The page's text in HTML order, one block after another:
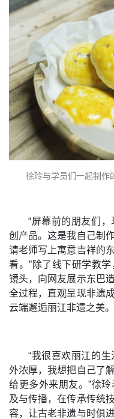
徐玲与学员们一起制作
“屏幕前的朋友们
创产品。这是我自己制
请老师写上寓意吉祥的
看。”除了线下研学教
镜头，向网友展示东巴
全过程，直观呈现非遗
云端邂逅丽江非遗之美。
“我很喜欢丽江的
外浓厚，我想把自己了
给更多外来朋友。”徐
及与传播，在传承传统
容，让古老非遗与时俱